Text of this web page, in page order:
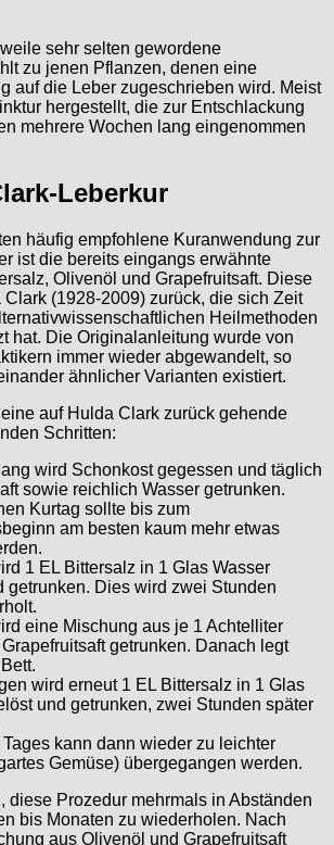
sehr selten gewordene
zu jenen Pflanzen, denen eine
auf die Leber zugeschrieben wird. Meist
hergestellt, die zur Entschlackung
mehrere Wochen lang eingenommen
Leberkur
häufig empfohlene Kuranwendung zur
ist die bereits eingangs erwähnte
Olivenöl und Grapefruitsaft. Diese
Clark (1928-2009) zurück, die sich Zeit
Heilmethoden
hat. Die Originalanleitung wurde von
immer wieder abgewandelt, so
ähnlicher Varianten existiert.
auf Hulda Clark zurück gehende
Schritten:
wird Schonkost gegessen und täglich
sowie reichlich Wasser getrunken.
Kurtag sollte bis zum
am besten kaum mehr etwas
1 EL Bittersalz in 1 Glas Wasser
getrunken. Dies wird zwei Stunden
eine Mischung aus je 1 Achtelliter
getrunken. Danach legt
wird erneut 1 EL Bittersalz in 1 Glas
und getrunken, zwei Stunden später
Tages kann dann wieder zu leichter
Gemüse) übergegangen werden.
diese Prozedur mehrmals in Abständen
bis Monaten zu wiederholen. Nach
aus Olivenöl und Grapefruitsaft